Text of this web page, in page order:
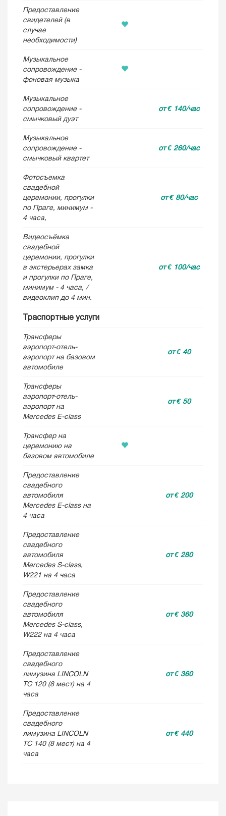
Предоставление
свидетелей (в
случае
необходимости)
Музыкальное
сопровождение -
фоновая музыка
Музыкальное
сопровождение -
смычковый дуэт
от € 140/час
Музыкальное
сопровождение -
смычковый квартет
от € 260/час
Фотосъемка
свадебной
церемонии, прогулки
по Праге, минимум -
4 часа,
от € 80/час
Видеосъёмка
свадебной
церемонии, прогулки
в экстерьерах замка
и прогулки по Праге,
минимум - 4 часа, /
видеоклип до 4 мин.
от € 100/час
Траспортные услуги
Трансферы
аэропоpт-отель-
аэропорт на базовом
автомобиле
от € 40
Трансферы
аэропоpт-отель-
аэропорт на
Mercedes E-class
от € 50
Трансфер на
церемонию на
базовом автомобиле
Предоставление
свадебного
автомобиля
Mercedes E-class на
4 часа
от € 200
Предоставление
свадебного
автомобиля
Mercedes S-class,
W221 на 4 часа
от € 280
Предоставление
свадебного
автомобиля
Mercedes S-class,
W222 на 4 часа
от € 360
Предоставление
свадебного
лимузина LINCOLN
TC 120 (8 мест) на 4
часа
от € 360
Предоставление
свадебного
лимузина LINCOLN
TC 140 (8 мест) на 4
часа
от € 440